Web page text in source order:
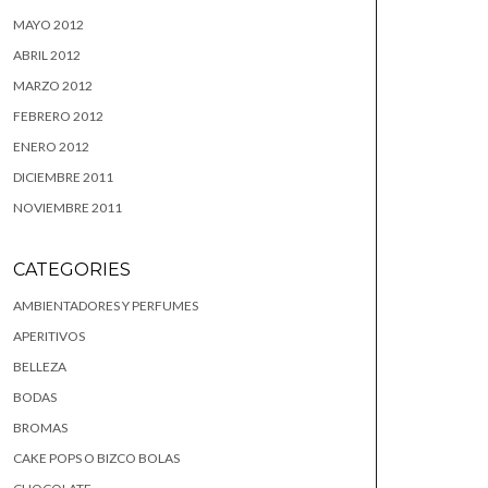
MAYO 2012
ABRIL 2012
MARZO 2012
FEBRERO 2012
ENERO 2012
DICIEMBRE 2011
NOVIEMBRE 2011
CATEGORIES
AMBIENTADORES Y PERFUMES
APERITIVOS
BELLEZA
BODAS
BROMAS
CAKE POPS O BIZCO BOLAS